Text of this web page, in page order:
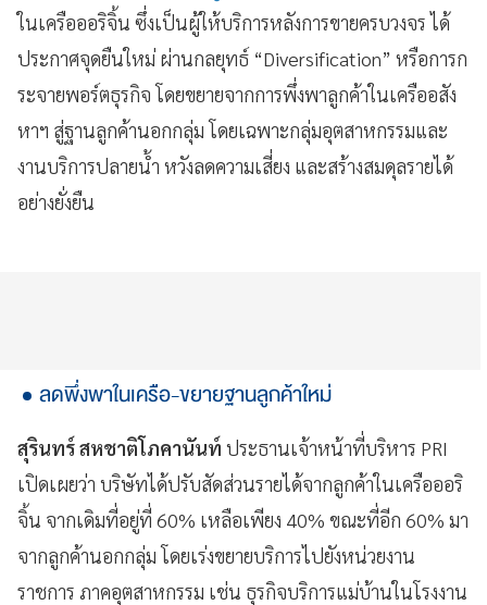
ในเครือออริจิ้น ซึ่งเป็นผู้ให้บริการหลังการขายครบวงจร ได้
ประกาศจุดยืนใหม่ ผ่านกลยุทธ์ “Diversification” หรือการก
ระจายพอร์ตธุรกิจ โดยขยายจากการพึ่งพาลูกค้าในเครืออสัง
หาฯ สู่ฐานลูกค้านอกกลุ่ม โดยเฉพาะกลุ่มอุตสาหกรรมและ
งานบริการปลายน้ำ หวังลดความเสี่ยง และสร้างสมดุลรายได้
อย่างยั่งยืน
ลดพึ่งพาในเครือ-ขยายฐานลูกค้าใหม่
สุรินทร์ สหชาติโภคานันท์ ประธานเจ้าหน้าที่บริหาร PRI
เปิดเผยว่า บริษัทได้ปรับสัดส่วนรายได้จากลูกค้าในเครือออริ
จิ้น จากเดิมที่อยู่ที่ 60% เหลือเพียง 40% ขณะที่อีก 60% มา
จากลูกค้านอกกลุ่ม โดยเร่งขยายบริการไปยังหน่วยงาน
ราชการ ภาคอุตสาหกรรม เช่น ธุรกิจบริการแม่บ้านในโรงงาน